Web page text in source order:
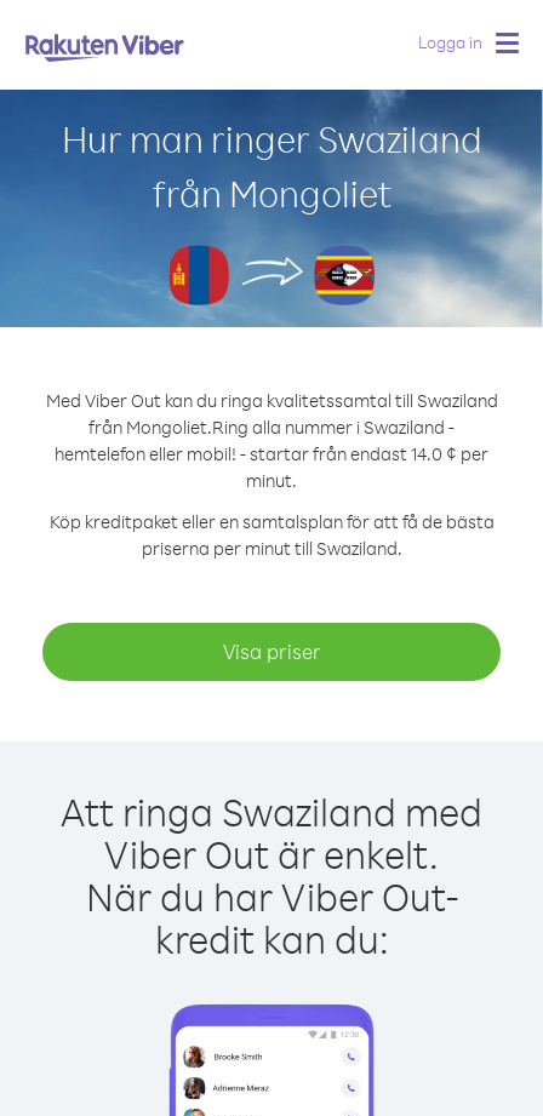
Logga in
Hur man ringer Swaziland
från Mongoliet
Med Viber Out kan du ringa kvalitetssamtal till Swaziland
från Mongoliet.Ring alla nummer i Swaziland -
hemtelefon eller mobil! - startar från endast 14.0 ¢ per
minut.
Köp kreditpaket eller en samtalsplan för att få de bästa
priserna per minut till Swaziland.
Visa priser
Att ringa Swaziland med
Viber Out är enkelt.
När du har Viber Out-
kredit kan du: